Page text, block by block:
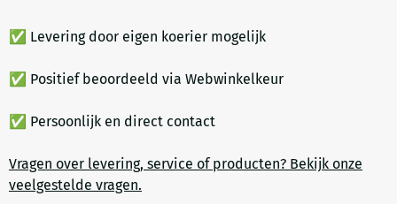
✅ Levering door eigen koerier mogelijk
✅ Positief beoordeeld via Webwinkelkeur
✅ Persoonlijk en direct contact
Vragen over levering, service of producten? Bekijk onze
veelgestelde vragen.